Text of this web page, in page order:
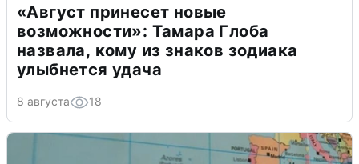
«Август принесет новые
возможности»: Тамара Глоба
назвала, кому из знаков зодиака
улыбнется удача
8 августа 18